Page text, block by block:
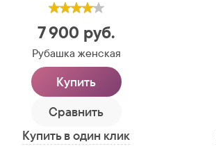
7 900 руб.
Рубашка женская
Купить
Сравнить
Купить в один клик